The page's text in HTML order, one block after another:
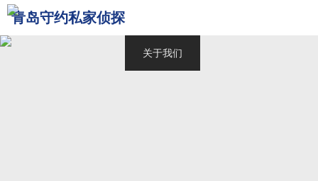
青岛守约私家侦探
关于我们